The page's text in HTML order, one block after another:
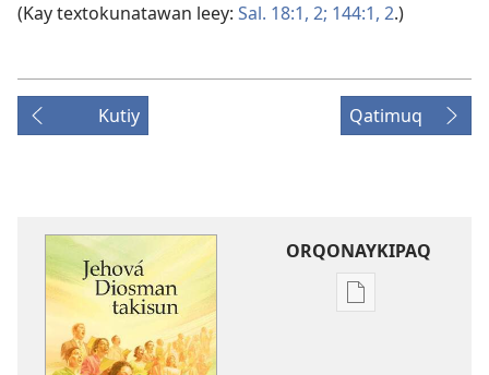
(Kay textokunatawan leey: Sal. 18:1, 2; 144:1, 2.)
Kutiy Qatimuq
ORQONAYKIPAQ
Kaypi